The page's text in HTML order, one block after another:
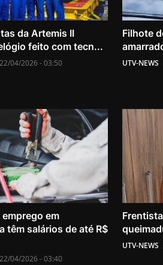
da Artemis II
feito com tecn...
22/04/2026 - 03:50
Filhote
UTV-NEWS
em
têm salários de até R$
22/04/2026 - 03:40
UTV-NEWS